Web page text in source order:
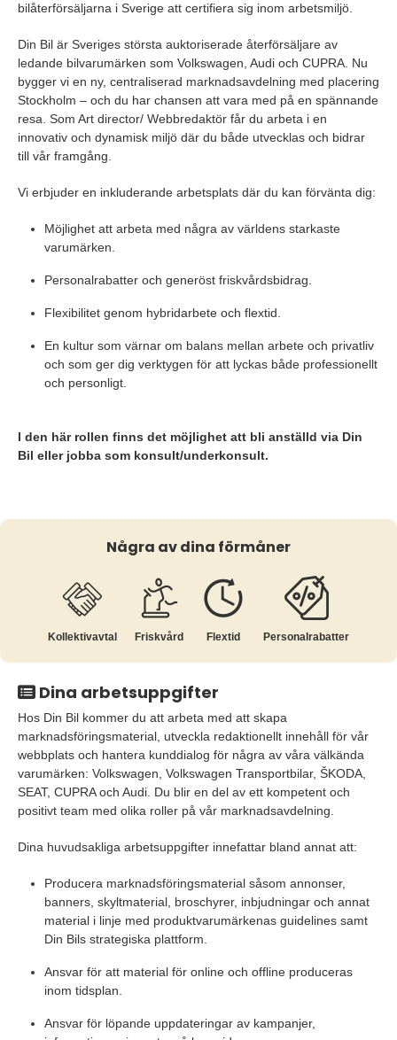
bilåterförsäljarna i Sverige att certifiera sig inom arbetsmiljö.
Din Bil är Sveriges största auktoriserade återförsäljare av
ledande bilvarumärken som Volkswagen, Audi och CUPRA. Nu
bygger vi en ny, centraliserad marknadsavdelning med placering
Stockholm – och du har chansen att vara med på en spännande
resa. Som Art director/ Webbredaktör får du arbeta i en
innovativ och dynamisk miljö där du både utvecklas och bidrar
till vår framgång.
Vi erbjuder en inkluderande arbetsplats där du kan förvänta dig:
Möjlighet att arbeta med några av världens starkaste
varumärken.
Personalrabatter och generöst friskvårdsbidrag.
Flexibilitet genom hybridarbete och flextid.
En kultur som värnar om balans mellan arbete och privatliv
och som ger dig verktygen för att lyckas både professionellt
och personligt.
I den här rollen finns det möjlighet att bli anställd via Din
Bil eller jobba som konsult/underkonsult.
Några av dina förmåner
Kollektiv­avtal Friskvård Flextid Personalrabatter
Dina arbetsuppgifter
Hos Din Bil kommer du att arbeta med att skapa
marknadsföringsmaterial, utveckla redaktionellt innehåll för vår
webbplats och hantera kunddialog för några av våra välkända
varumärken: Volkswagen, Volkswagen Transportbilar, ŠKODA,
SEAT, CUPRA och Audi. Du blir en del av ett kompetent och
positivt team med olika roller på vår marknadsavdelning.
Dina huvudsakliga arbetsuppgifter innefattar bland annat att:
Producera marknadsföringsmaterial såsom annonser,
banners, skyltmaterial, broschyrer, inbjudningar och annat
material i linje med produktvarumärkenas guidelines samt
Din Bils strategiska plattform.
Ansvar för att material för online och offline produceras
inom tidsplan.
Ansvar för löpande uppdateringar av kampanjer,